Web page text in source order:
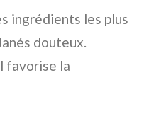
ingrédients les plus
douteux.
favorise la